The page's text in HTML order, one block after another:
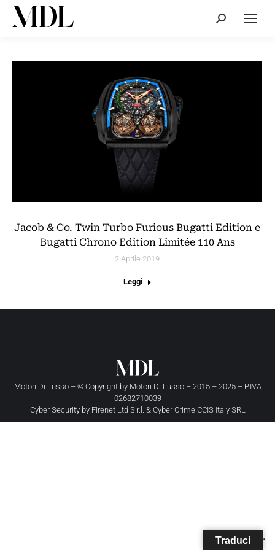
Cerca:
Jacob & Co. Twin Turbo Furious Bugatti Edition e
Bugatti Chrono Edition Limitée 110 Ans
2 Aprile 2019
Leggi
Motori Di Lusso – © Copyright by Motori Di Lusso– 2015 – 2025 – P.IVA
02682710039
Cyber Security by Firenet Ltd S.r.l. & Cyber Crime CCIS Italy SRL
Traduci